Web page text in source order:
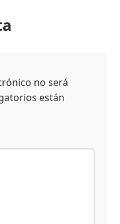
no será
están